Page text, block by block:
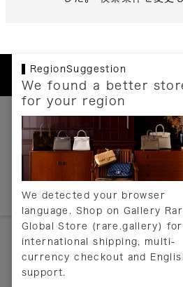
RegionSuggestion
We found a better
for your region
We detected your browser
language. Shop on Gallery
Global Store (rare.gallery) for
international shipping, multi-
currency checkout and
support.
お支払いについて
配送について
送料について
返品について
ヘルプ
お問い合わせ